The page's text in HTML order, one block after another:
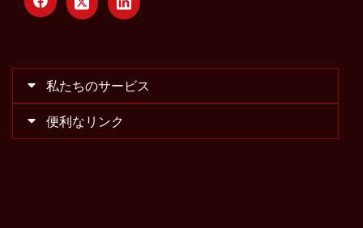
私たちのサービス
便利なリンク